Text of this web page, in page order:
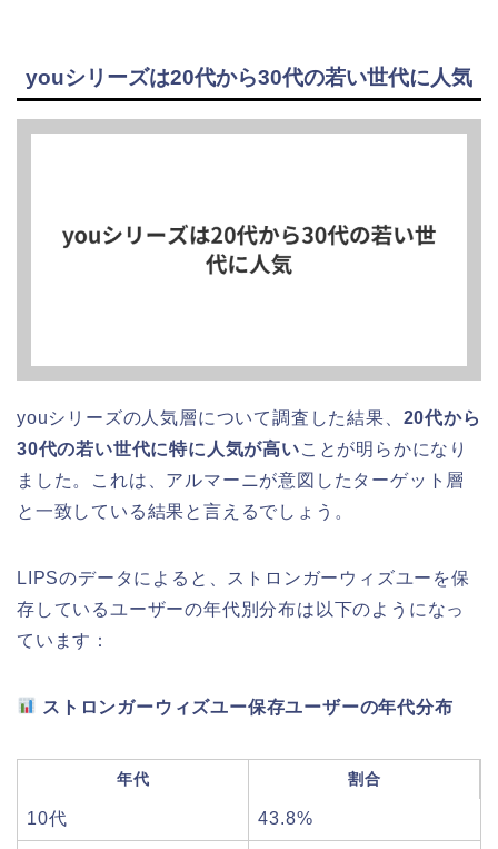
youシリーズは20代から30代の若い世代に人気
youシリーズの人気層について調査した結果、 20代から
30代の若い世代に特に人気が高いことが明らかになり
ました。これは、アルマーニが意図したターゲット層
と一致している結果と言えるでしょう。
LIPSのデータによると、ストロンガーウィズユーを保
存しているユーザーの年代別分布は以下のようになっ
ています：
ストロンガーウィズユー保存ユーザーの年代分布
年代 割合
10代 43.8%